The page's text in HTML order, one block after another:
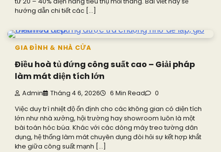
hướng dẫn chi tiết các […]
GIA ĐÌNH & NHÀ CỬA
Điều hoà tủ đứng công suất cao – Giải pháp
làm mát diện tích lớn
Admin Tháng 4 6, 2026 6 Min Read 0
Việc duy trì nhiệt độ ổn định cho các không gian có diện tích
lớn như nhà xưởng, hội trường hay showroom luôn là một
bài toán hóc búa. Khác với các dòng máy treo tường dân
dụng, hệ thống làm mát chuyên dụng đòi hỏi sự kết hợp khắt
khe giữa công suất mạnh […]